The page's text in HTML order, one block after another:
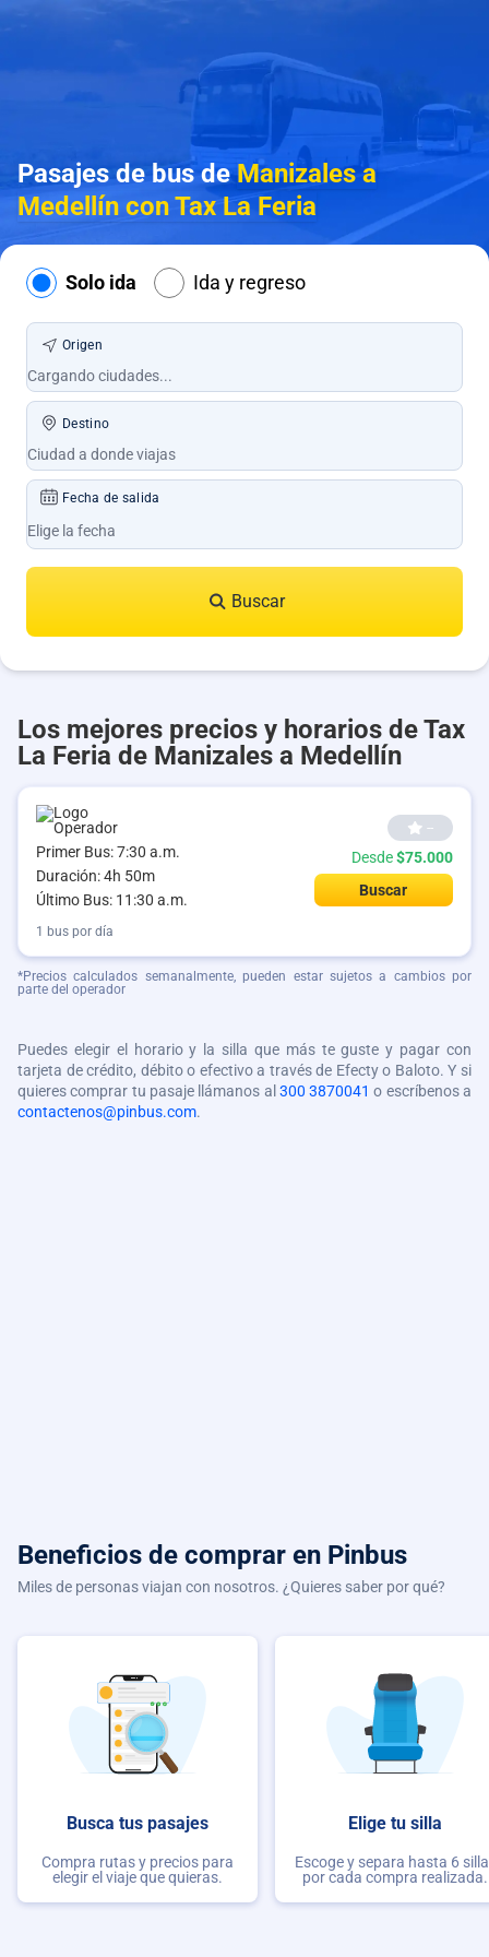
Pasajes de bus deManizales a
Medellín con Tax La Feria
Solo ida Ida y regreso
Origen
Destino
Fecha de salida
Buscar
Los mejores precios y horarios de Tax
La Feria de Manizales a Medellín
Primer Bus: 7:30 a.m.
Duración: 4h 50m
Último Bus: 11:30 a.m.
--
Desde$75.000
Buscar
1 bus por día
*Precios calculados semanalmente, pueden estar sujetos a cambios por
parte del operador
Puedes elegir el horario y la silla que más te guste y pagar con
tarjeta de crédito, débito o efectivo a través de Efecty o Baloto. Y si
quieres comprar tu pasaje llámanos al 300 3870041 o escríbenos a
contactenos@pinbus.com.
Beneficios de comprar en Pinbus
Miles de personas viajan con nosotros. ¿Quieres saber por qué?
Busca tus pasajes
Compra rutas y precios para
elegir el viaje que quieras.
Elige tu silla
Escoge y separa hasta 6
por cada compra realizada.